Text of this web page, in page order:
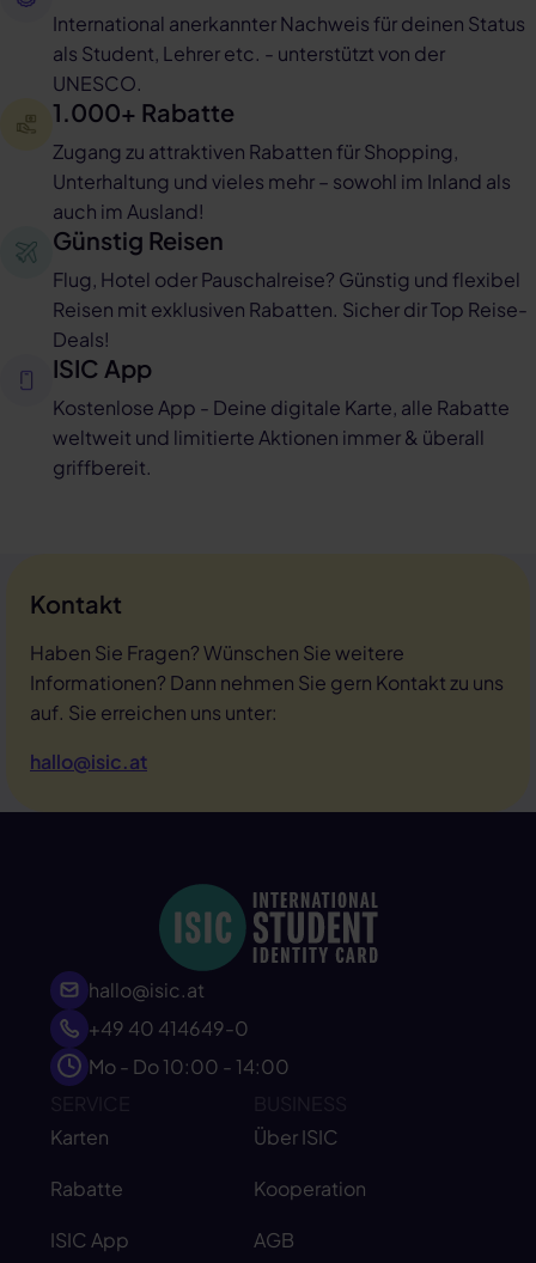
International anerkannter Nachweis für deinen Status
als Student, Lehrer etc. - unterstützt von der
UNESCO.
1.000+ Rabatte
Zugang zu attraktiven Rabatten für Shopping,
Unterhaltung und vieles mehr – sowohl im Inland als
auch im Ausland!
Günstig Reisen
Flug, Hotel oder Pauschalreise? Günstig und flexibel
Reisen mit exklusiven Rabatten. Sicher dir Top Reise-
Deals!
ISIC App
Kostenlose App - Deine digitale Karte, alle Rabatte
weltweit und limitierte Aktionen immer & überall
griffbereit.
Kontakt
Haben Sie Fragen? Wünschen Sie weitere
Informationen? Dann nehmen Sie gern Kontakt zu uns
auf. Sie erreichen uns unter:
hallo@isic.at
hallo@isic.at
+49 40 414649-0
Mo - Do 10:00 - 14:00
Karten
Rabatte
ISIC App
Über ISIC
Kooperation
AGB